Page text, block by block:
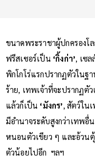
ขนาดพระราชาผู้ปกครองโล
ฟรีสเซอร์เป็น ‘กิ้งก่า’, เซ
พิกโกโร่แรกปรากฏตัวในฐ
ร้าย, เทพเจ้าที่จะปรากฏตั
แล้วก็เป็น ‘มังกร’, สัตว์ใน
มีอำนาจระดับสูงกว่าเทพอื่
หนอนตัวเขียว ๆ และอ้วน
ตัวน้อยไปอีก ฯลฯ